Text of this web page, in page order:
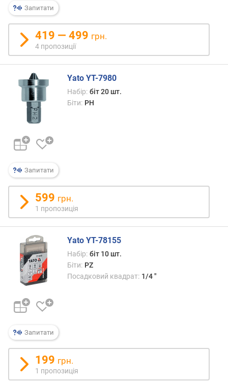
я
р
н
і
с
т
ю
д
е
ш
в
д
о
д
о
р
о
г
и
в
д
д
р
Запитати
419 — 499 грн.
4 пропозиції
Запитати
Yato YT-7980
Набір: біт 20 шт.
Біти: PH
599 грн.
1 пропозиція
Запитати
Yato YT-78155
Набір: біт 10 шт.
Біти: PZ
Посадковий квадрат: 1/4 "
199 грн.
1 пропозиція